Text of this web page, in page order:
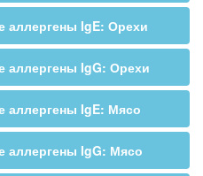
IgE: Орехи
IgG: Орехи
IgE: Мясо
IgG: Мясо